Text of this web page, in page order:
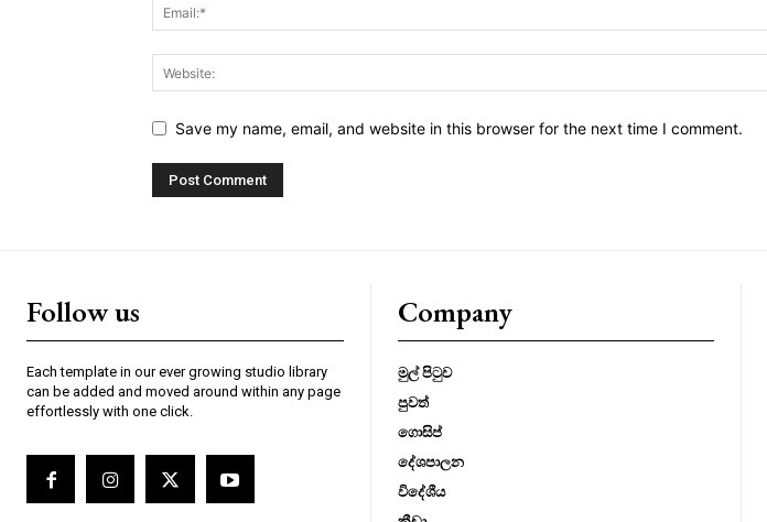
Save my name, email, and website in this browser for the next time I comment.
Follow us
Each template in our ever growing studio library
can be added and moved around within any page
effortlessly with one click.
Company
මුල් පිටුව
පුවත්
ගොසිප්
දේශපාලන
විදේශීය